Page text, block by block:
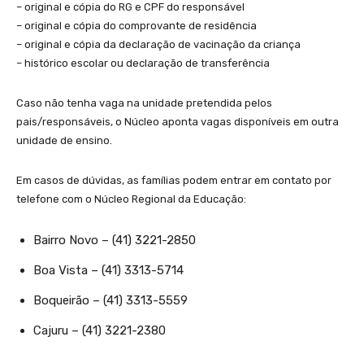
– original e cópia do RG e CPF do responsável
– original e cópia do comprovante de residência
– original e cópia da declaração de vacinação da criança
– histórico escolar ou declaração de transferência
Caso não tenha vaga na unidade pretendida pelos
pais/responsáveis, o Núcleo aponta vagas disponíveis em outra
unidade de ensino.
Em casos de dúvidas, as famílias podem entrar em contato por
telefone com o Núcleo Regional da Educação:
Bairro Novo – (41) 3221-2850
Boa Vista – (41) 3313-5714
Boqueirão – (41) 3313-5559
Cajuru – (41) 3221-2380